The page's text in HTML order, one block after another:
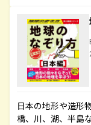
日本の地形や造形
橋、川、湖、半島